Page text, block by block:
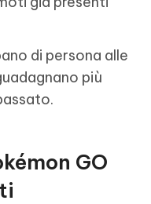
di persona alle
più
GO